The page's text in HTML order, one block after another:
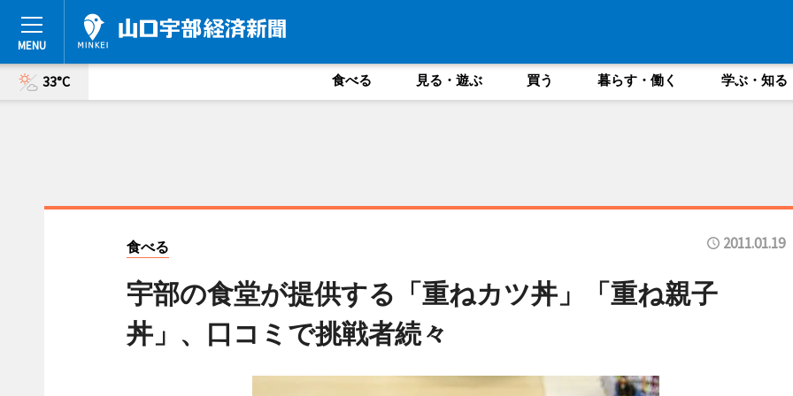
33°C 食べる 見る・遊ぶ 買う 暮らす・働く 学ぶ・知る
食べる 2011.01.19
宇部の食堂が提供する「重ねカツ丼」「重ね親子
丼」、口コミで挑戦者続々